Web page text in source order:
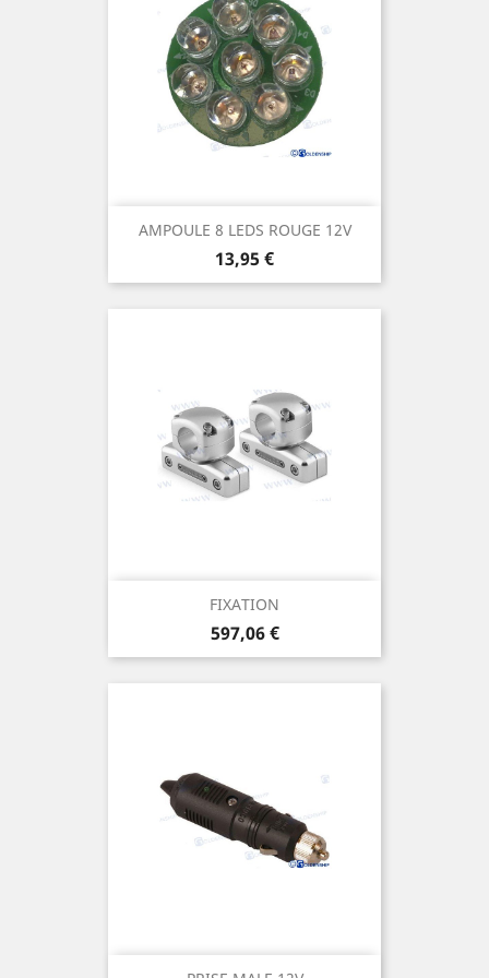
AMPOULE 8 LEDS ROUGE 12V
Prix
13,95 €
FIXATION
Prix
597,06 €